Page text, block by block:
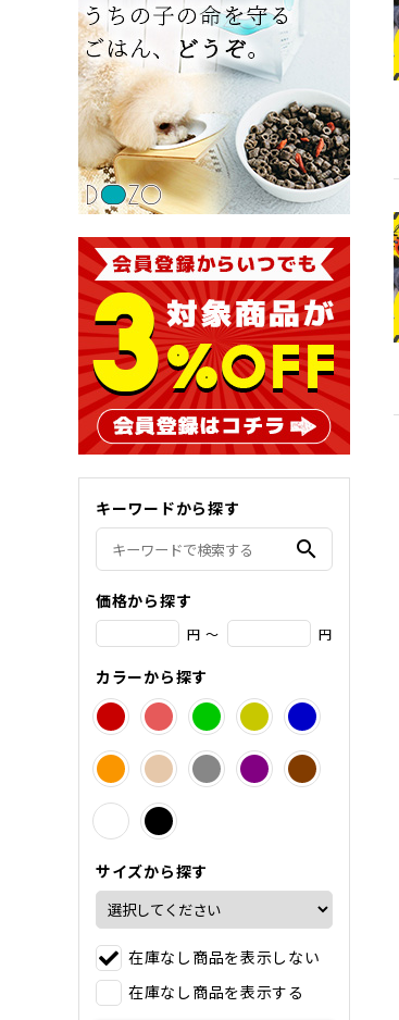
キーワードから探す
search
価格から探す
円 ～ 円
カラーから探す
サイズから探す
在庫なし商品を表示しない
在庫なし商品を表示する